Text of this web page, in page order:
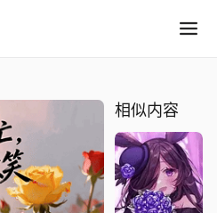
相似内容